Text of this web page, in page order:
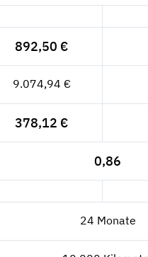
892,50 €
9.074,94 €
378,12 €
0,86
24 Monate